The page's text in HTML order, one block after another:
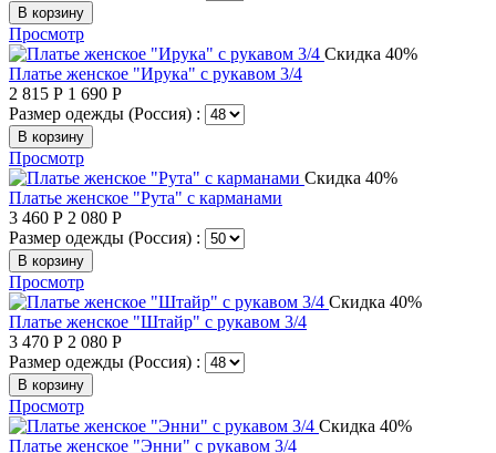
В корзину
Просмотр
Скидка 40%
Платье женское "Ирука" с рукавом 3/4
2 815 Р 1 690 Р
Размер одежды (Россия) :
В корзину
Просмотр
Скидка 40%
Платье женское "Рута" с карманами
3 460 Р 2 080 Р
Размер одежды (Россия) :
В корзину
Просмотр
Скидка 40%
Платье женское "Штайр" с рукавом 3/4
3 470 Р 2 080 Р
Размер одежды (Россия) :
В корзину
Просмотр
Скидка 40%
Платье женское "Энни" с рукавом 3/4